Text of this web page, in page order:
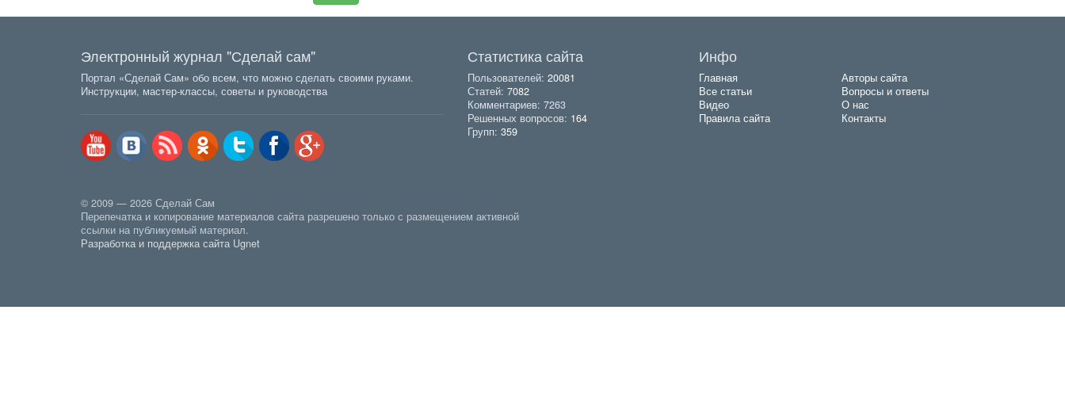
Электронный журнал "Сделай сам"
Портал «Сделай Сам» обо всем, что можно сделать своими руками.
Инструкции, мастер-классы, советы и руководства
Статистика сайта
Пользователей: 20081
Статей: 7082
Комментариев: 7263
Решенных вопросов: 164
Групп: 359
Инфо
Главная
Авторы сайта
Все статьи
Вопросы и ответы
Видео
О нас
Правила сайта
Контакты
© 2009 — 2026 Сделай Сам
Перепечатка и копирование материалов сайта разрешено только с размещением активной
ссылки на публикуемый материал.
Разработка и поддержка сайта Ugnet